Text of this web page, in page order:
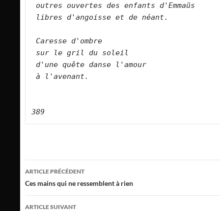
outres ouvertes des enfants d'Emmaüs
libres d'angoisse et de néant.
Caresse d'ombre
sur le gril du soleil
d'une quête danse l'amour
à l'avenant.
389
Navigation
des
articles
ARTICLE PRÉCÉDENT
Ces mains qui ne ressemblent à rien
ARTICLE SUIVANT